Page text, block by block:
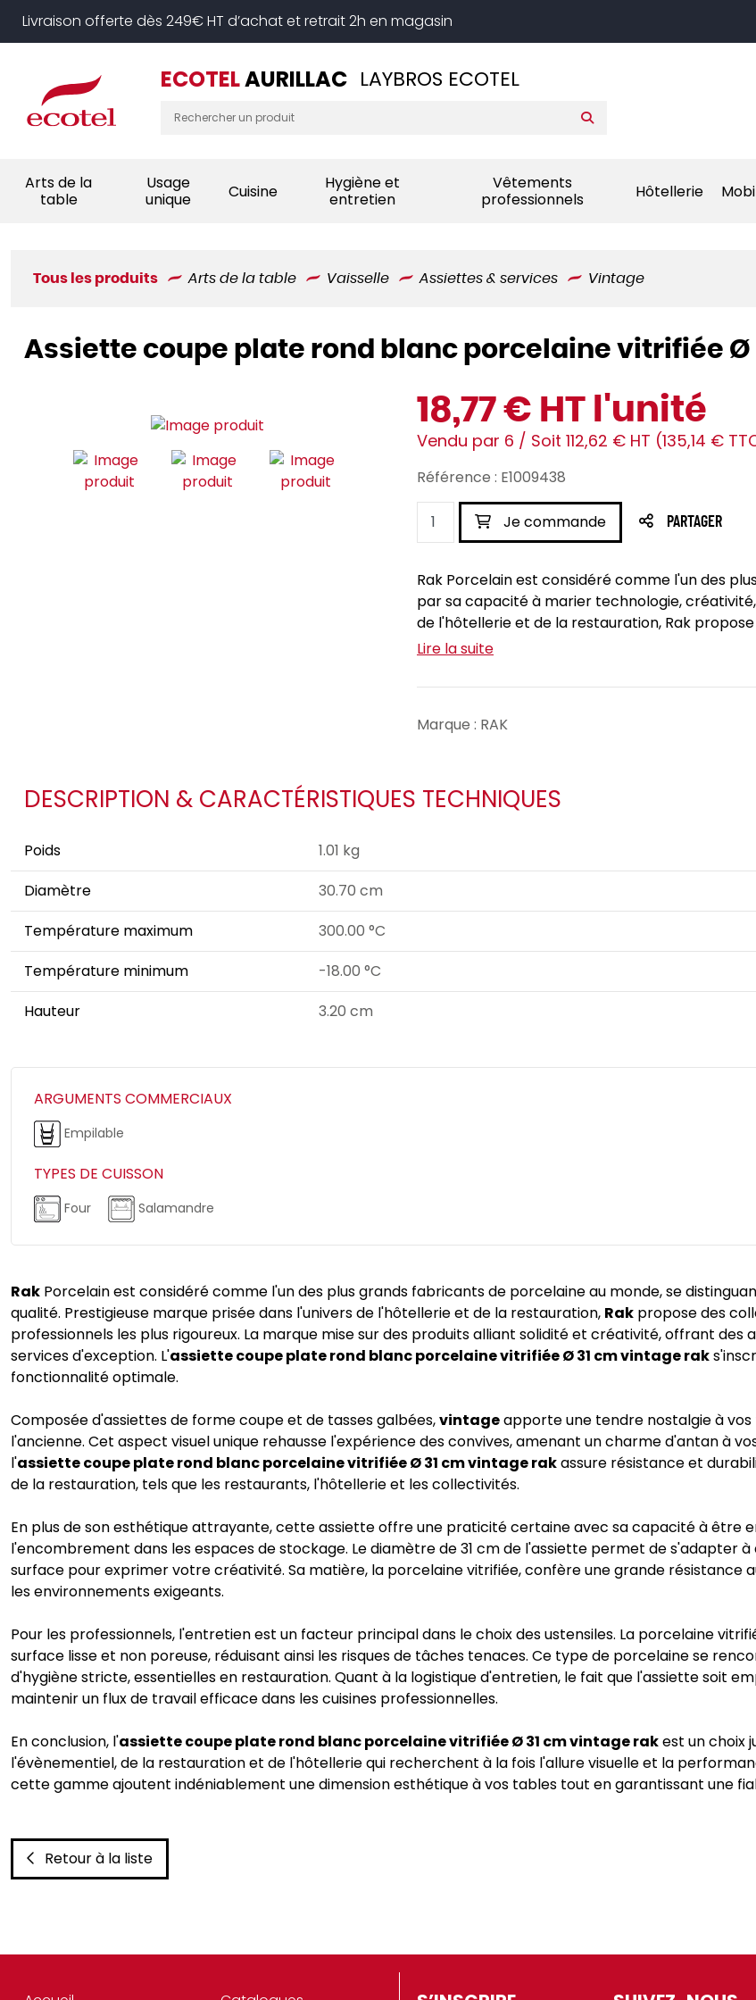
Livraison offerte dès 249€ HT d’achat et retrait 2h en magasin
ECOTELAURILLAC LAYBROS ECOTEL
Arts de la
table
Usage
unique
Cuisine
Hygiène et
entretien
Vêtements
professionnels
Hôtellerie
Tous les produits Arts de la table Vaisselle Assiettes & services Vintage
Assiette coupe plate rond blanc porcelaine vitrifiée Ø
18,77 € HT l'unité
Vendu par 6 / Soit 112,62 € HT (135,14 €
Référence : E1009438
Je commande PARTAGER
Rak Porcelain est considéré comme l'un des
par sa capacité à marier technologie,
de l'hôtellerie et de la restauration, Rak propose
Lire la suite
Marque : RAK
DESCRIPTION & CARACTÉRISTIQUES TECHNIQUES
Poids
1.01 kg
Diamètre
30.70 cm
Température maximum
300.00 °C
Température minimum
-18.00 °C
Hauteur
3.20 cm
ARGUMENTS COMMERCIAUX
Empilable
TYPES DE CUISSON
Four Salamandre
Rak Porcelain est considéré comme l'un des plus grands fabricants de porcelaine au monde, se
qualité. Prestigieuse marque prisée dans l'univers de l'hôtellerie et de la restauration, Rak propose des
professionnels les plus rigoureux. La marque mise sur des produits alliant solidité et créativité, offrant des
services d'exception. L'assiette coupe plate rond blanc porcelaine vitrifiée Ø 31 cm vintage rak
fonctionnalité optimale.
Composée d'assiettes de forme coupe et de tasses galbées,vintageapporte une tendre nostalgie à
l'ancienne. Cet aspect visuel unique rehausse l'expérience des convives, amenant un charme d'antan à
l'assiette coupe plate rond blanc porcelaine vitrifiée Ø 31 cm vintage rakassure résistance et
de la restauration, tels que les restaurants, l'hôtellerie et les collectivités.
En plus de son esthétique attrayante, cette assiette offre une praticité certaine avec sa capacité à être
l'encombrement dans les espaces de stockage. Le diamètre de 31 cm de l'assiette permet de s'adapter
surface pour exprimer votre créativité. Sa matière, la porcelaine vitrifiée, confère une grande résistance
les environnements exigeants.
Pour les professionnels, l'entretien est un facteur principal dans le choix des ustensiles. La porcelaine
surface lisse et non poreuse, réduisant ainsi les risques de tâches tenaces. Ce type de porcelaine se
d'hygiène stricte, essentielles en restauration. Quant à la logistique d'entretien, le fait que l'assiette soit
maintenir un flux de travail efficace dans les cuisines professionnelles.
En conclusion, l'assiette coupe plate rond blanc porcelaine vitrifiée Ø 31 cm vintage rakest un choix
l'évènementiel, de la restauration et de l'hôtellerie qui recherchent à la fois l'allure visuelle et la
cette gamme ajoutent indéniablement une dimension esthétique à vos tables tout en garantissant une
Retour à la liste
Panneau de gestion des cookies